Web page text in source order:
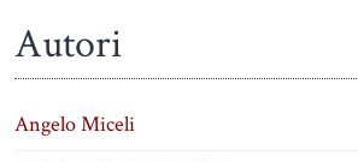
Autori
Angelo Miceli